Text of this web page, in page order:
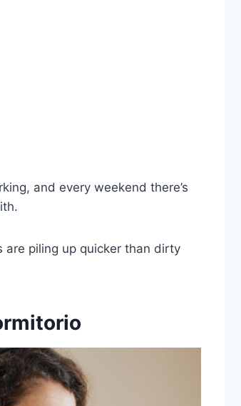
and every weekend there’s
are piling up quicker than dirty